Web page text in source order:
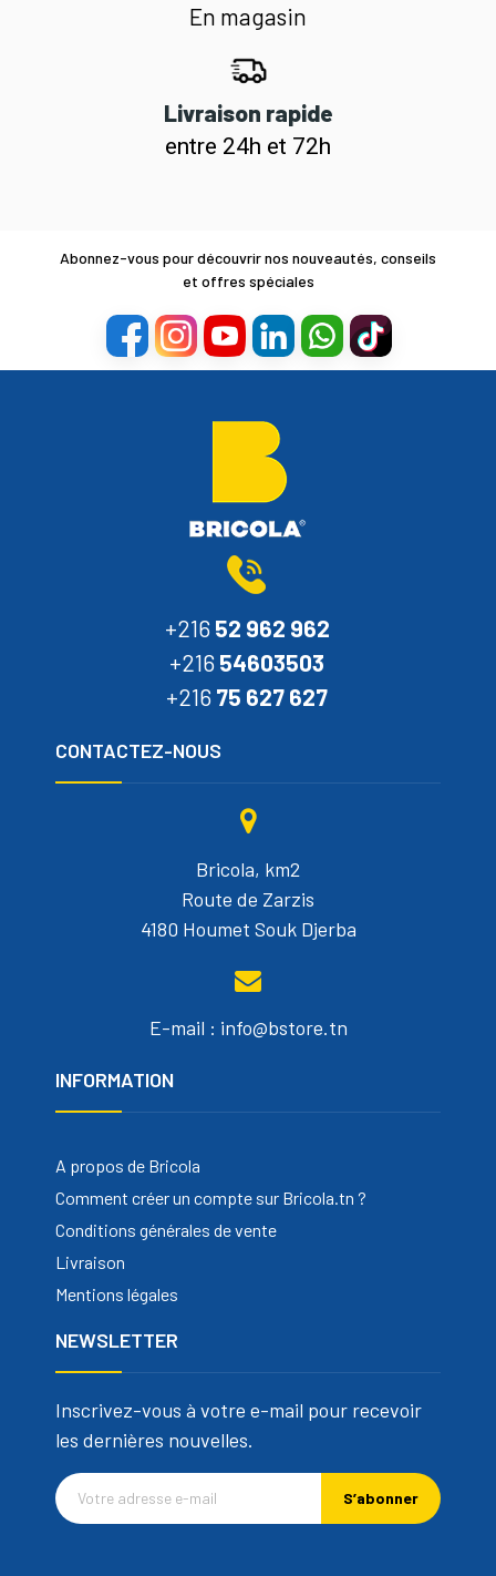
En magasin
Livraison rapide
entre 24h et 72h
Abonnez-vous pour découvrir nos nouveautés, conseils
et offres spéciales
+216 52 962 962
+216 54603503
+216 75 627 627
CONTACTEZ-NOUS
Bricola, km2
Route de Zarzis
4180 Houmet Souk Djerba
E-mail : info@bstore.tn
INFORMATION
A propos de Bricola
Comment créer un compte sur Bricola.tn ?
Conditions générales de vente
Livraison
Mentions légales
NEWSLETTER
Inscrivez-vous à votre e-mail pour recevoir
les dernières nouvelles.
S’abonner